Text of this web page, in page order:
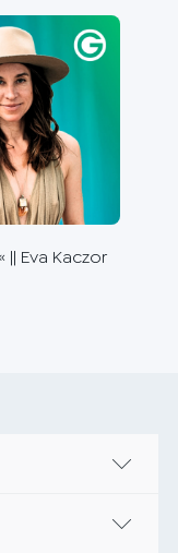
Eva Kaczor